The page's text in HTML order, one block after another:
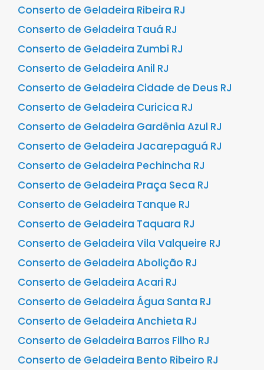
Conserto de Geladeira Ribeira RJ
Conserto de Geladeira Tauá RJ
Conserto de Geladeira Zumbi RJ
Conserto de Geladeira Anil RJ
Conserto de Geladeira Cidade de Deus RJ
Conserto de Geladeira Curicica RJ
Conserto de Geladeira Gardênia Azul RJ
Conserto de Geladeira Jacarepaguá RJ
Conserto de Geladeira Pechincha RJ
Conserto de Geladeira Praça Seca RJ
Conserto de Geladeira Tanque RJ
Conserto de Geladeira Taquara RJ
Conserto de Geladeira Vila Valqueire RJ
Conserto de Geladeira Abolição RJ
Conserto de Geladeira Acari RJ
Conserto de Geladeira Água Santa RJ
Conserto de Geladeira Anchieta RJ
Conserto de Geladeira Barros Filho RJ
Conserto de Geladeira Bento Ribeiro RJ